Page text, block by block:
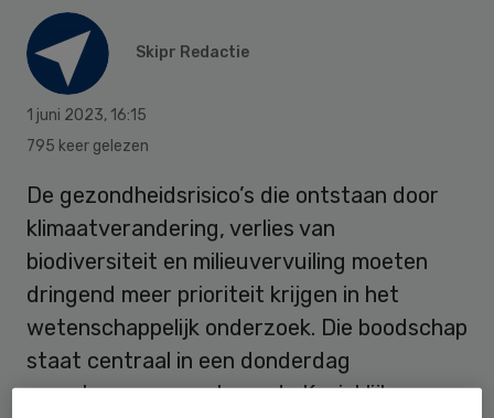
Skipr Redactie
1 juni 2023, 16:15
795 keer gelezen
De gezondheidsrisico’s die ontstaan door
klimaatverandering, verlies van
biodiversiteit en milieuvervuiling moeten
dringend meer prioriteit krijgen in het
wetenschappelijk onderzoek. Die boodschap
staat centraal in een donderdag
verschenen rapport van de Koninklijke